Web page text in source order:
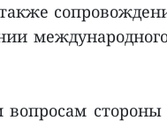
стороны